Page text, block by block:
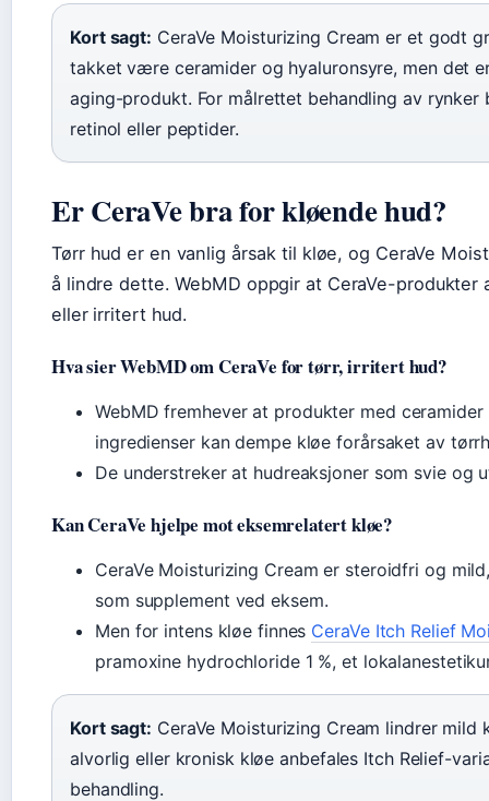
Kort sagt: CeraVe Moisturizing Cream er et godt
takket være ceramider og hyaluronsyre, men det
aging-produkt. For målrettet behandling av rynker
retinol eller peptider.
Er CeraVe bra for kløende hud?
Tørr hud er en vanlig årsak til kløe, og CeraVe
å lindre dette. WebMD oppgir at CeraVe-
eller irritert hud.
Hva sier WebMD om CeraVe for tørr, irritert hud?
WebMD fremhever at produkter med
ingredienser kan dempe kløe forårsaket av
De understreker at hudreaksjoner som svie og
Kan CeraVe hjelpe mot eksemrelatert kløe?
CeraVe Moisturizing Cream er steroidfri og
som supplement ved eksem.
Men for intens kløe finnes CeraVe Itch Relief
pramoxine hydrochloride 1 %, et
Kort sagt: CeraVe Moisturizing Cream lindrer
alvorlig eller kronisk kløe anbefales Itch Relief-
behandling.